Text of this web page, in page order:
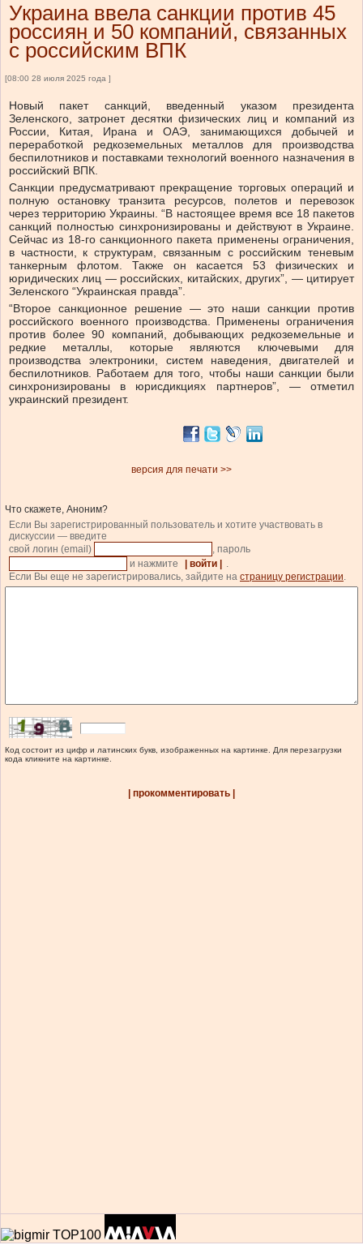
Украина ввела санкции против 45
россиян и 50 компаний, связанных
с российским ВПК
[08:00 28 июля 2025 года ]
Новый пакет санкций, введенный указом президента
Зеленского, затронет десятки физических лиц и компаний из
России, Китая, Ирана и ОАЭ, занимающихся добычей и
переработкой редкоземельных металлов для производства
беспилотников и поставками технологий военного назначения в
российский ВПК.
Санкции предусматривают прекращение торговых операций и
полную остановку транзита ресурсов, полетов и перевозок
через территорию Украины. “В настоящее время все 18 пакетов
санкций полностью синхронизированы и действуют в Украине.
Сейчас из 18-го санкционного пакета применены ограничения,
в частности, к структурам, связанным с российским теневым
танкерным флотом. Также он касается 53 физических и
юридических лиц — российских, китайских, других”, — цитирует
Зеленского “Украинская правда”.
“Второе санкционное решение — это наши санкции против
российского военного производства. Применены ограничения
против более 90 компаний, добывающих редкоземельные и
редкие металлы, которые являются ключевыми для
производства электроники, систем наведения, двигателей и
беспилотников. Работаем для того, чтобы наши санкции были
синхронизированы в юрисдикциях партнеров”, — отметил
украинский президент.
версия для печати >>
Что скажете, Аноним?
Если Вы зарегистрированный пользователь и хотите участвовать в
дискуссии — введите
свой логин (email)
, пароль
и нажмите
| войти |
.
Если Вы еще не зарегистрировались, зайдите на страницу регистрации.
Код состоит из цифр и латинских букв, изображенных на картинке. Для перезагрузки
кода кликните на картинке.
| прокомментировать |